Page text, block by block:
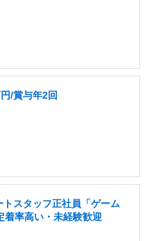
/賞与年2回
トスタッフ正社員「ゲーム
着率高い・未経験歓迎